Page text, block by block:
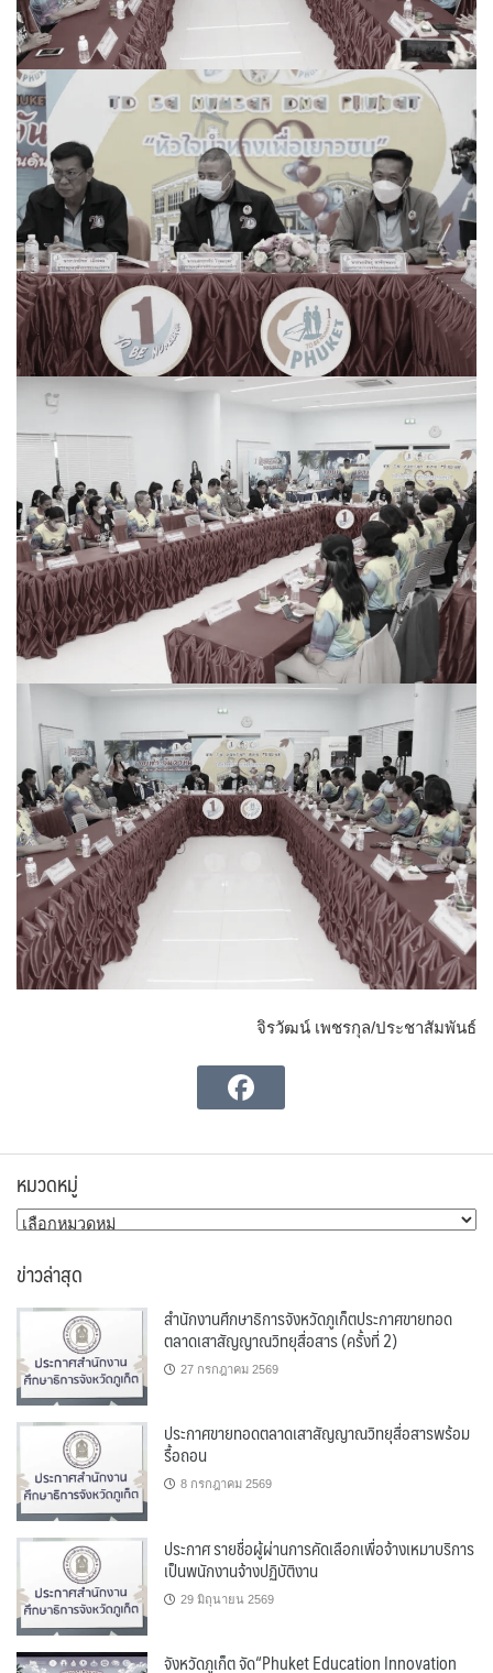
จิรวัฒน์ เพชรกุล/ประชาสัมพันธ์
หมวดหมู่
หมวด
ข่าวล่าสุด
สำนักงานศึกษาธิการจังหวัดภูเก็ตประกาศขายทอด
ตลาดเสาสัญญาณวิทยุสื่อสาร (ครั้งที่ 2)
27 กรกฎาคม 2569
ประกาศขายทอดตลาดเสาสัญญาณวิทยุสื่อสารพร้อม
รื้อถอน
8 กรกฎาคม 2569
ประกาศ รายชื่อผู้ผ่านการคัดเลือกเพื่อจ้างเหมาบริการ
เป็นพนักงานจ้างปฏิบัติงาน
29 มิถุนายน 2569
จังหวัดภูเก็ต จัด“Phuket Education Innovation